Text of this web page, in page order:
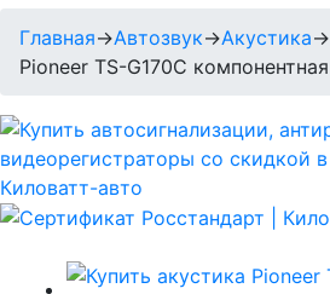
Главная→Автозвук→Акустика→
Pioneer TS-G170С компонентная